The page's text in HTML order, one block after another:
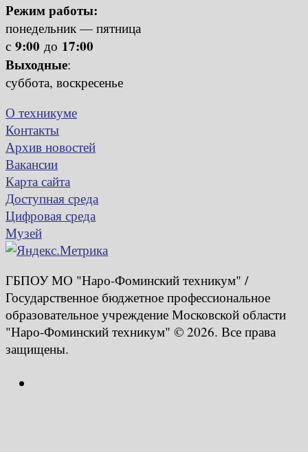
Режим работы:
понедельник — пятница
с 9:00 до 17:00
Выходные:
суббота, воскресенье
О техникуме
Контакты
Архив новостей
Вакансии
Карта сайта
Доступная среда
Цифровая среда
Музей
ГБПОУ МО "Наро-Фоминский техникум" /
Государственное бюджетное профессиональное
образовательное учреждение Московской области
"Наро-Фоминский техникум" © 2026. Все права
защищены.